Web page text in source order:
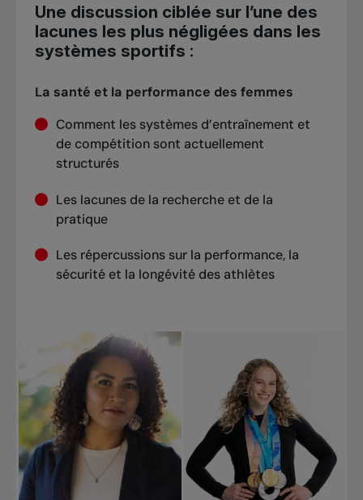
Une discussion ciblée sur l’une des
lacunes les plus négligées dans les
systèmes sportifs :
La santé et la performance des femmes
Comment les systèmes d’entraînement et
de compétition sont actuellement
structurés
Les lacunes de la recherche et de la
pratique
Les répercussions sur la performance, la
sécurité et la longévité des athlètes